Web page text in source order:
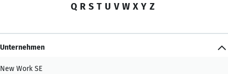
Q R S T U V W X Y Z
Unternehmen
New Work SE